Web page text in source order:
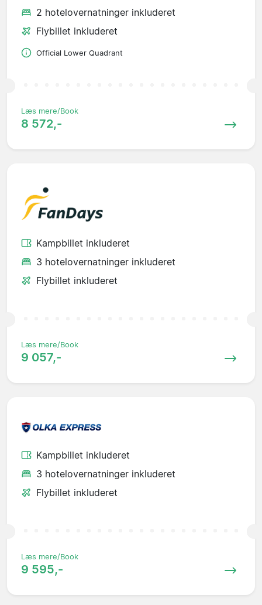
2 hotelovernatninger inkluderet
Flybillet inkluderet
Official Lower Quadrant
Læs mere/Book
8 572,-
Kampbillet inkluderet
3 hotelovernatninger inkluderet
Flybillet inkluderet
Læs mere/Book
9 057,-
Kampbillet inkluderet
3 hotelovernatninger inkluderet
Flybillet inkluderet
Læs mere/Book
9 595,-